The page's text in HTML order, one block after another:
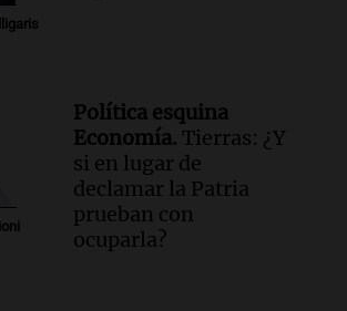
italiana: un fallo
impulsa un registro de
y merenderos comunitarios
la asistencia alimentaria
Política esquina
Economía. Tierras: ¿Y
si en lugar de
declamar la Patria
prueban con
ocuparla?